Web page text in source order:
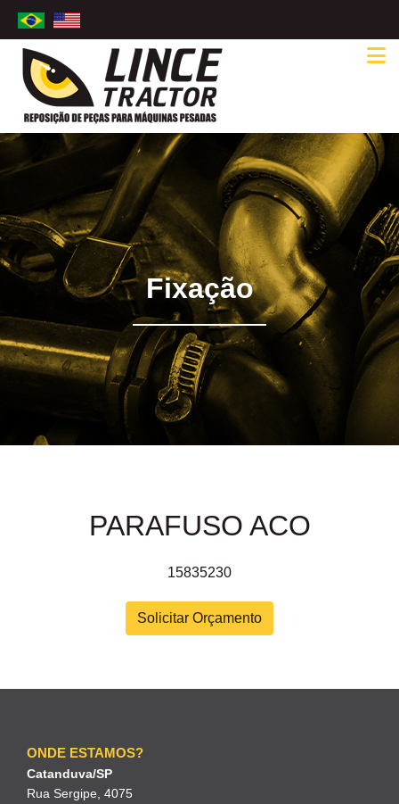
Fixação
PARAFUSO ACO
15835230
Solicitar Orçamento
ONDE ESTAMOS?
Catanduva/SP
Rua Sergipe, 4075